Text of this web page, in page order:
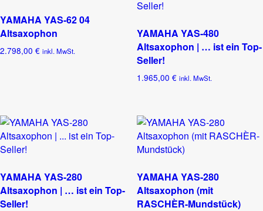
YAMAHA YAS-62 04
Altsaxophon
2.798,00 € inkl. MwSt.
YAMAHA YAS-480
Altsaxophon | … ist ein Top-
Seller!
1.965,00 € inkl. MwSt.
YAMAHA YAS-280
Altsaxophon | … ist ein Top-
Seller!
YAMAHA YAS-280
Altsaxophon (mit
RASCHÈR-Mundstück)